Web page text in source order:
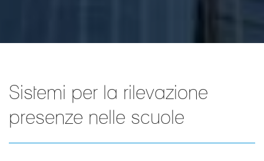
Sistemi per la rilevazione
presenze nelle scuole